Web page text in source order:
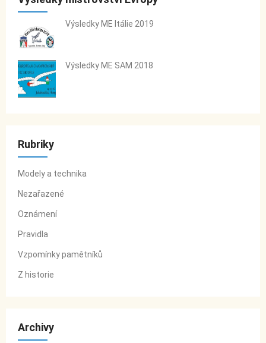
Výsledky ME Itálie 2019
Výsledky ME SAM 2018
Rubriky
Modely a technika
Nezařazené
Oznámení
Pravidla
Vzpomínky pamětníků
Z historie
Archivy